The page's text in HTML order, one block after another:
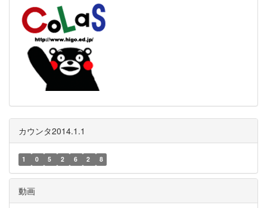
カウンタ2014.1.1
1 0 5 2 6 2 8
動画